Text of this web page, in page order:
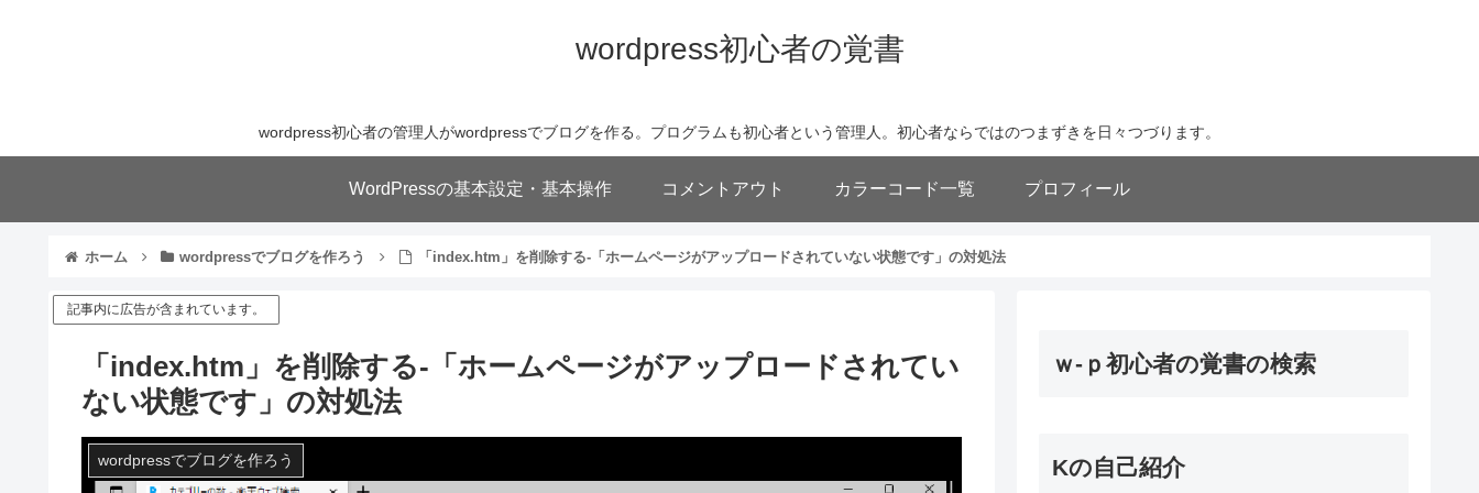
wordpress初心者の覚書
wordpress初心者の管理人がwordpressでブログを作る。プログラムも初心者という管理人。初心者ならではのつまずきを日々つづります。
WordPressの基本設定・基本操作 コメントアウト カラーコード一覧 プロフィール
ホーム wordpressでブログを作ろう 「index.htm」を削除する-「ホームページがアップロードされていない状態です」の対処法
記事内に広告が含まれています。
「index.htm」を削除する-「ホームページがアップロードされてい
ない状態です」の対処法
wordpressでブログを作ろう
ｗ-ｐ初心者の覚書の検索
Kの自己紹介